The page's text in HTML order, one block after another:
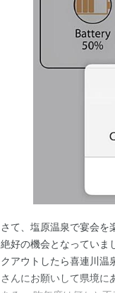
さて、塩原温泉で宴会を
絶好の機会となっていま
クアウトしたら喜連川温
さんにお願いして県境に